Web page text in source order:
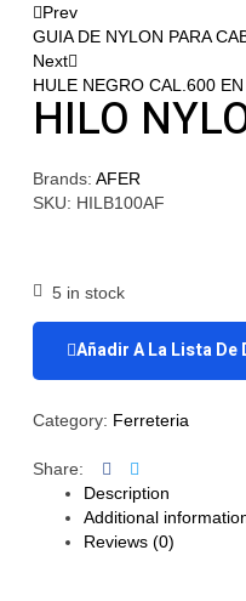
Prev
GUIA DE NYLON PARA
Next
HULE NEGRO CAL.600
HILO
Brands: AFER
SKU: HILB100AF
5 in stock
Añadir A La Lista De
Category: Ferreteria
Share: Facebook
Description
Additional
Reviews (0)